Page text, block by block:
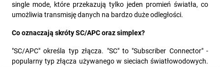
single mode, które przekazują tylko jeden promień światła, co
umożliwia transmisję danych na bardzo duże odległości.
Co oznaczają skróty SC/APC oraz simplex?
"SC/APC" określa typ złącza. "SC" to "Subscriber Connector" -
popularny typ złącza używanego w sieciach światłowodowych.